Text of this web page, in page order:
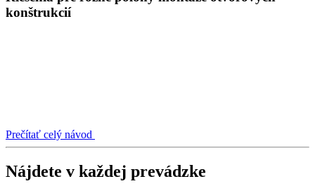
konštrukcií
Prečítať celý návod
Nájdete v každej prevádzke